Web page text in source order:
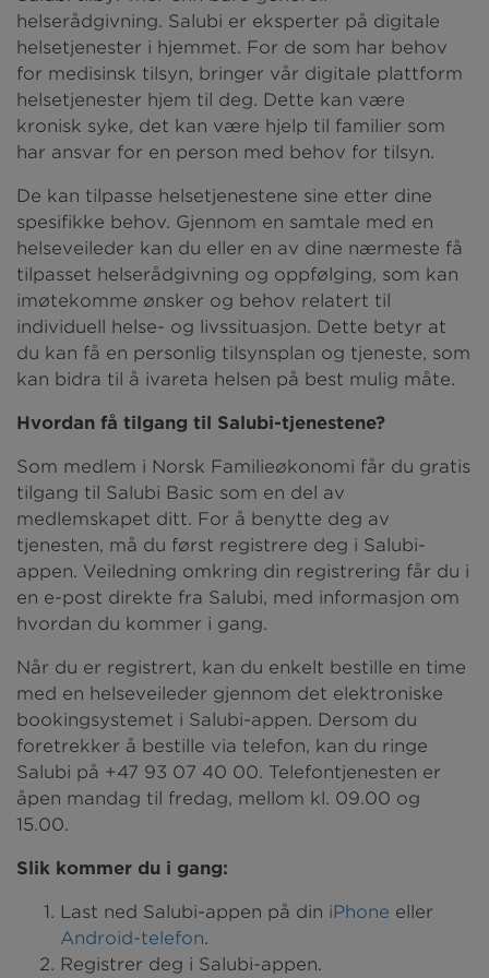
helserådgivning. Salubi er eksperter på digitale
helsetjenester i hjemmet. For de som har behov
for medisinsk tilsyn, bringer vår digitale plattform
helsetjenester hjem til deg. Dette kan være
kronisk syke, det kan være hjelp til familier som
har ansvar for en person med behov for tilsyn.
De kan tilpasse helsetjenestene sine etter dine
spesifikke behov. Gjennom en samtale med en
helseveileder kan du eller en av dine nærmeste få
tilpasset helserådgivning og oppfølging, som kan
imøtekomme ønsker og behov relatert til
individuell helse- og livssituasjon. Dette betyr at
du kan få en personlig tilsynsplan og tjeneste, som
kan bidra til å ivareta helsen på best mulig måte.
Hvordan få tilgang til Salubi-tjenestene?
Som medlem i Norsk Familieøkonomi får du gratis
tilgang til Salubi Basic som en del av
medlemskapet ditt. For å benytte deg av
tjenesten, må du først registrere deg i Salubi-
appen. Veiledning omkring din registrering får du i
en e-post direkte fra Salubi, med informasjon om
hvordan du kommer i gang.
Når du er registrert, kan du enkelt bestille en time
med en helseveileder gjennom det elektroniske
bookingsystemet i Salubi-appen. Dersom du
foretrekker å bestille via telefon, kan du ringe
Salubi på +47 93 07 40 00. Telefontjenesten er
åpen mandag til fredag, mellom kl. 09.00 og
15.00.
Slik kommer du i gang:
Last ned Salubi-appen på din iPhone eller
Android-telefon.
Registrer deg i Salubi-appen.